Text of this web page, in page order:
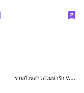
รวมก๊วนสาวสวยน่ารัก V.17